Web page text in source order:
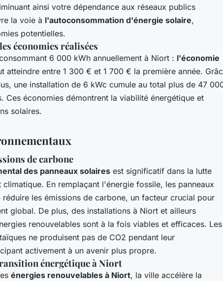
ainsi votre dépendance aux réseaux publics
la voie à l'autoconsommation d'énergie solaire,
potentielles.
économies réalisées
6 000 kWh annuellement à Niort : l'économie
atteindre entre 1 300 € et 1 700 € la première année.
une installation de 6 kWc cumule au total plus de 47
Ces économies démontrent la viabilité énergétique et
solaires.
de carbone
des panneaux solaires est significatif dans la lutte
En remplaçant l'énergie fossile, les panneaux
les émissions de carbone, un facteur crucial pour
global. De plus, des installations à Niort et ailleurs
renouvelables sont à la fois viables et efficaces. Les
ne produisent pas de CO2 pendant leur
activement à un avenir plus propre.
énergétique à Niort
énergies renouvelables à Niort, la ville accélère la